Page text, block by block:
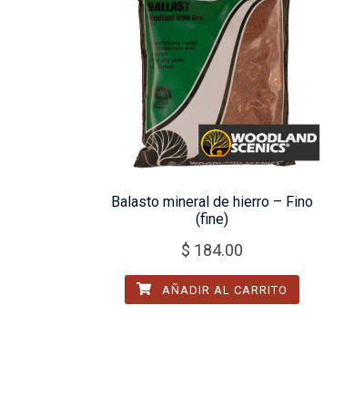
Balasto mineral de hierro – Fino
(fine)
$ 184.00
AÑADIR AL CARRITO